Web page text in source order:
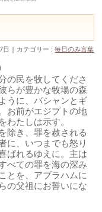
日 カテゴリー :毎日のみ言葉
の民を牧してくださ
らが豊かな牧場の森
うに、バシャンとギ
お前がエジプトの地
たしは示す。
除き、罪を赦される
に、いつまでも怒り
ばれるゆえに。主は
べての罪を海の深み
とを、アブラハムに
の父祖にお誓いにな